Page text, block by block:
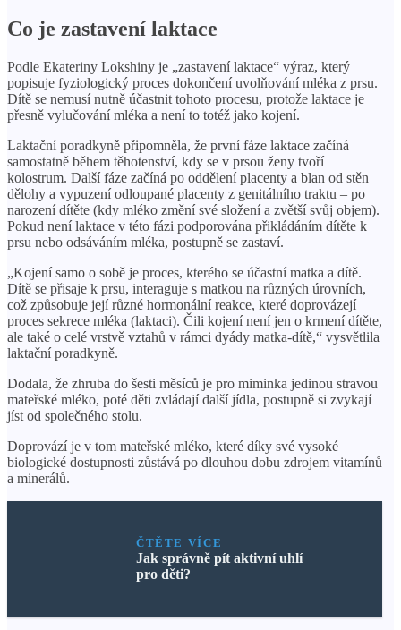
Co je zastavení laktace
Podle Ekateriny Lokshiny je „zastavení laktace“ výraz, který
popisuje fyziologický proces dokončení uvolňování mléka z prsu.
Dítě se nemusí nutně účastnit tohoto procesu, protože laktace je
přesně vylučování mléka a není to totéž jako kojení.
Laktační poradkyně připomněla, že první fáze laktace začíná
samostatně během těhotenství, kdy se v prsou ženy tvoří
kolostrum. Další fáze začíná po oddělení placenty a blan od stěn
dělohy a vypuzení odloupané placenty z genitálního traktu – po
narození dítěte (kdy mléko změní své složení a zvětší svůj objem).
Pokud není laktace v této fázi podporována přikládáním dítěte k
prsu nebo odsáváním mléka, postupně se zastaví.
„Kojení samo o sobě je proces, kterého se účastní matka a dítě.
Dítě se přisaje k prsu, interaguje s matkou na různých úrovních,
což způsobuje její různé hormonální reakce, které doprovázejí
proces sekrece mléka (laktaci). Čili kojení není jen o krmení dítěte,
ale také o celé vrstvě vztahů v rámci dyády matka-dítě,“ vysvětlila
laktační poradkyně.
Dodala, že zhruba do šesti měsíců je pro miminka jedinou stravou
mateřské mléko, poté děti zvládají další jídla, postupně si zvykají
jíst od společného stolu.
Doprovází je v tom mateřské mléko, které díky své vysoké
biologické dostupnosti zůstává po dlouhou dobu zdrojem vitamínů
a minerálů.
ČTĚTE VÍCE
Jak správně pít aktivní uhlí
pro děti?